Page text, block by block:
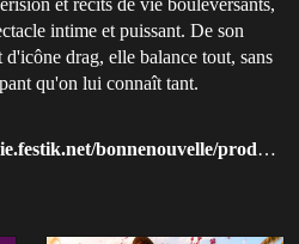
et récits de vie bouleversants,
intime et puissant. De son
drag, elle balance tout, sans
qu'on lui connaît tant.
product/mami-watta-je-vous-salue-mami-*-toulouse---31--?utm_source=qluvis.com